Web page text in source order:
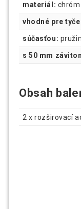
materiál: chróm
vhodné pre
súčasťou:
s 50 mm
Obsah
2 x rozširovací